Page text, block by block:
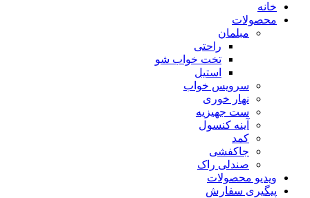
خانه
محصولات
مبلمان
راحتی
تخت خواب شو
استیل
سرویس خواب
نهار خوری
ست جهیزیه
آینه کنسول
کمد
جاکفشی
صندلی راک
ویدیو محصولات
پیگیری سفارش